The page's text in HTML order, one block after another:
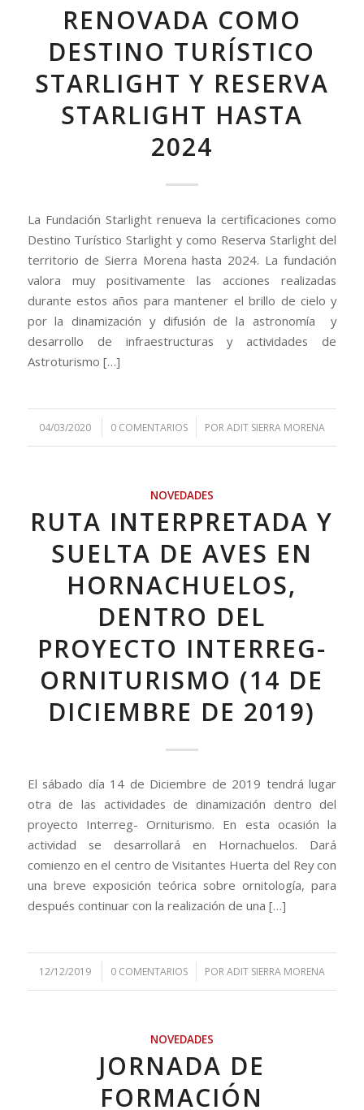
RENOVADA COMO
DESTINO TURÍSTICO
STARLIGHT Y RESERVA
STARLIGHT HASTA
2024
La Fundación Starlight renueva la certificaciones como
Destino Turístico Starlight y como Reserva Starlight del
territorio de Sierra Morena hasta 2024. La fundación
valora muy positivamente las acciones realizadas
durante estos años para mantener el brillo de cielo y
por la dinamización y difusión de la astronomía y
desarrollo de infraestructuras y actividades de
Astroturismo […]
04/03/2020
/ 0 COMENTARIOS
/ PORADIT SIERRA MORENA
NOVEDADES
RUTA INTERPRETADA Y
SUELTA DE AVES EN
HORNACHUELOS,
DENTRO DEL
PROYECTO INTERREG-
ORNITURISMO (14 DE
DICIEMBRE DE 2019)
El sábado día 14 de Diciembre de 2019 tendrá lugar
otra de las actividades de dinamización dentro del
proyecto Interreg- Orniturismo. En esta ocasión la
actividad se desarrollará en Hornachuelos. Dará
comienzo en el centro de Visitantes Huerta del Rey con
una breve exposición teórica sobre ornitología, para
después continuar con la realización de una […]
12/12/2019
/ 0 COMENTARIOS
/ PORADIT SIERRA MORENA
NOVEDADES
JORNADA DE
FORMACIÓN